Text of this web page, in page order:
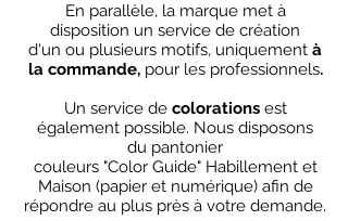
En parallèle, la marque met à
disposition un service de création
d'un ou plusieurs motifs, uniquement à
la commande, pour les professionnels.
Un service de colorations est
également possible. Nous disposons
du pantonier
couleurs "Color Guide" Habillement et
Maison (papier et numérique) afin de
répondre au plus près à votre demande.